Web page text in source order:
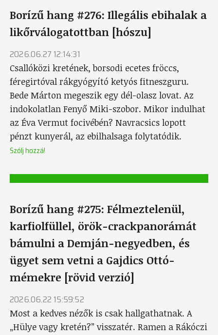
Borízű hang #276: Illegális ebihalak a
likőrválogatottban [hószu]
2026.06.27 12:14:31
Csallóközi kretének, borsodi ecetes fröccs,
féregirtóval rákgyógyító ketyós fitneszguru.
Bede Márton megeszik egy dél-olasz lovat. Az
indokolatlan Fenyő Miki-szobor. Mikor indulhat
az Éva Vermut focivébén? Navracsics lopott
pénzt kunyerál, az ebilhalsaga folytatódik.
Szólj hozzá!
Borízű hang #275: Félmeztelenül,
karfiolfüllel, örök-crackpanorámát
bámulni a Demján-negyedben, és
ügyet sem vetni a Gajdics Ottó-
mémekre [rövid verzió]
2026.06.22 15:59:52
Most a kedves nézők is csak hallgathatnak. A
„Hülye vagy kretén?” visszatér. Ramen a Rákóczi